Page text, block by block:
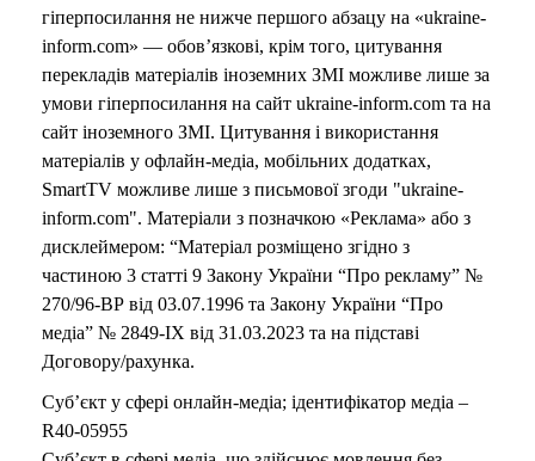
гіперпосилання не нижче першого абзацу на «ukraine-
inform.com» — обов’язкові, крім того, цитування
перекладів матеріалів іноземних ЗМІ можливе лише за
умови гіперпосилання на сайт ukraine-inform.com та на
сайт іноземного ЗМІ. Цитування і використання
матеріалів у офлайн-медіа, мобільних додатках,
SmartTV можливе лише з письмової згоди "ukraine-
inform.com". Матеріали з позначкою «Реклама» або з
дисклеймером: “Матеріал розміщено згідно з
частиною 3 статті 9 Закону України “Про рекламу” №
270/96-ВР від 03.07.1996 та Закону України “Про
медіа” № 2849-IX від 31.03.2023 та на підставі
Договору/рахунка.
Суб’єкт у сфері онлайн-медіа; ідентифікатор медіа –
R40-05955